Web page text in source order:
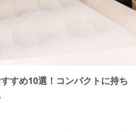
すめ10選！コンパクトに持ち